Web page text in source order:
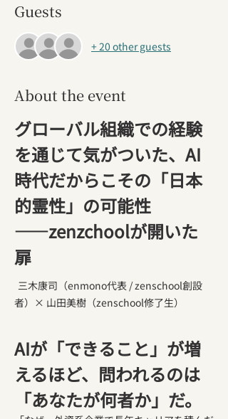
Guests
+ 20 other guests
About the event
グローバル組織での経験
を通じて気がついた、AI
時代だからこその「日本
的霊性」の可能性
――zenzchoolが開いた
扉
三木康司（enmono代表 / zenschool創設
者）× 山田美樹（zenschool修了生）
AIが「できること」が増
えるほど、問われるのは
「あなたが何者か」だ。